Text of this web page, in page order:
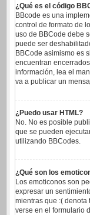
¿Qué es el código
BBcode es una
control de formato de
uso de BBCode debe
puede ser
BBCode asimismo es
encuentran
información, lea el
va a publicar un
¿Puedo usar HTML?
No. No es posible
que se pueden
utilizando BBCodes.
¿Qué son los
Los emoticonos son
expresar un
mientras que :( denota
verse en el formulario